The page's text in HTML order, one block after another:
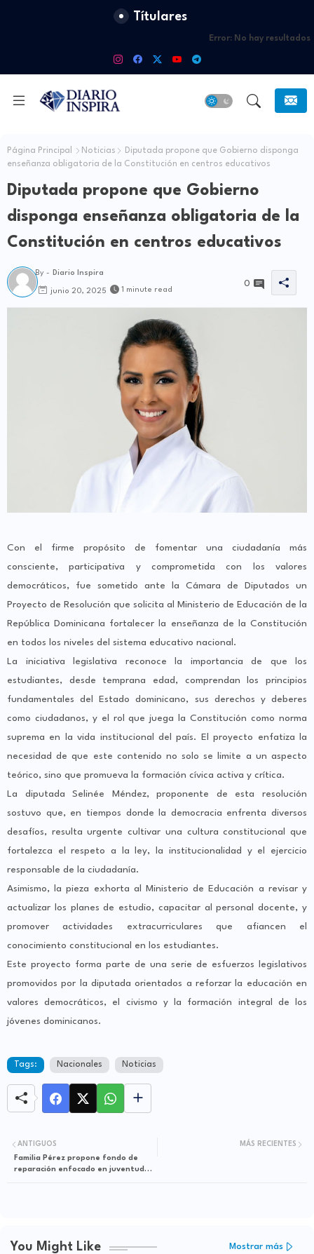
Títulares
Error: No hay resultados
Página Principal Noticias
Diputada propone que Gobierno disponga
enseñanza obligatoria de la Constitución en centros educativos
Diputada propone que Gobierno
disponga enseñanza obligatoria de la
Constitución en centros educativos
By - Diario Inspira
junio 20, 2025 1 minute read
0
Con el firme propósito de fomentar una ciudadanía más
consciente, participativa y comprometida con los valores
democráticos, fue sometido ante la Cámara de Diputados un
Proyecto de Resolución que solicita al Ministerio de Educación de la
República Dominicana fortalecer la enseñanza de la Constitución
en todos los niveles del sistema educativo nacional.
La iniciativa legislativa reconoce la importancia de que los
estudiantes, desde temprana edad, comprendan los principios
fundamentales del Estado dominicano, sus derechos y deberes
como ciudadanos, y el rol que juega la Constitución como norma
suprema en la vida institucional del país. El proyecto enfatiza la
necesidad de que este contenido no solo se limite a un aspecto
teórico, sino que promueva la formación cívica activa y crítica.
La diputada Selinée Méndez, proponente de esta resolución
sostuvo que, en tiempos donde la democracia enfrenta diversos
desafíos, resulta urgente cultivar una cultura constitucional que
fortalezca el respeto a la ley, la institucionalidad y el ejercicio
responsable de la ciudadanía.
Asimismo, la pieza exhorta al Ministerio de Educación a revisar y
actualizar los planes de estudio, capacitar al personal docente, y
promover actividades extracurriculares que afiancen el
conocimiento constitucional en los estudiantes.
Este proyecto forma parte de una serie de esfuerzos legislativos
promovidos por la diputada orientados a reforzar la educación en
valores democráticos, el civismo y la formación integral de los
jóvenes dominicanos.
Tags: Nacionales Noticias
MÁS RECIENTES
ANTIGUOS
Familia Pérez propone fondo de
reparación enfocado en juventud
You Might Like Mostrar más